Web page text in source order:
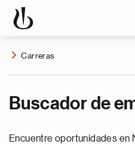
Carreras
Buscador de
Encuentre oportunidades en